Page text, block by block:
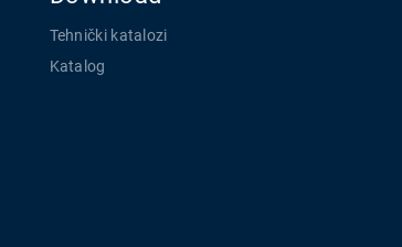
Tehnički katalozi
Katalog